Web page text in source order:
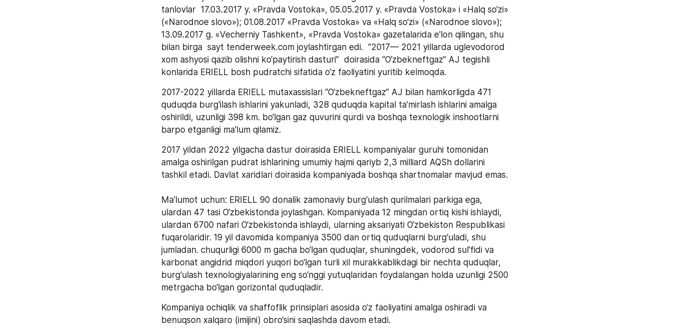
tanlovlar  17.03.2017 y. «Pravda Vostoka», 05.05.2017 y. «Pravda Vostoka» i «Halq so‘zi»
(«Narodnoe slovo»); 01.08.2017 «Pravda Vostoka» va «Halq so‘zi» («Narodnoe slovo»);
13.09.2017 g. «Vecherniy Tashkent», «Pravda Vostoka» gazetalarida e'lon qilingan, shu
bilan birga  sayt tenderweek.com joylashtirgan edi.  “2017— 2021 yillarda uglevodorod
xom ashyosi qazib olishni ko‘paytirish dasturi”  doirasida “O‘zbekneftgaz” AJ tegishli
konlarida ERIELL bosh pudratchi sifatida o‘z faoliyatini yuritib kelmoqda.
2017-2022 yillarda ERIELL mutaxassislari “O‘zbekneftgaz” AJ bilan hamkorligda 471
quduqda burg‘ilash ishlarini yakunladi, 328 quduqda kapital ta'mirlash ishlarini amalga
oshirildi, uzunligi 398 km. bo‘lgan gaz quvurini qurdi va boshqa texnologik inshootlarni
barpo etganligi ma'lum qilamiz.
2017 yildan 2022 yilgacha dastur doirasida ERIELL kompaniyalar guruhi tomonidan
amalga oshirilgan pudrat ishlarining umumiy hajmi qariyb 2,3 milliard AQSh dollarini
tashkil etadi. Davlat xaridlari doirasida kompaniyada boshqa shartnomalar mavjud emas.
Ma'lumot uchun: ERIELL 90 donalik zamonaviy burg‘ulash qurilmalari parkiga ega,
ulardan 47 tasi O‘zbekistonda joylashgan. Kompaniyada 12 mingdan ortiq kishi ishlaydi,
ulardan 6700 nafari O‘zbekistonda ishlaydi, ularning aksariyati O‘zbekiston Respublikasi
fuqarolaridir. 19 yil davomida kompaniya 3500 dan ortiq quduqlarni burg‘uladi, shu
jumladan. chuqurligi 6000 m gacha bo‘lgan quduqlar, shuningdek, vodorod sul'fidi va
karbonat angidrid miqdori yuqori bo‘lgan turli xil murakkablikdagi bir nechta quduqlar,
burg‘ulash texnologiyalarining eng so‘nggi yutuqlaridan foydalangan holda uzunligi 2500
metrgacha bo‘lgan gorizontal quduqladir.
Kompaniya ochiqlik va shaffoflik prinsiplari asosida o‘z faoliyatini amalga oshiradi va
benuqson xalqaro (imijini) obro‘sini saqlashda davom etadi.